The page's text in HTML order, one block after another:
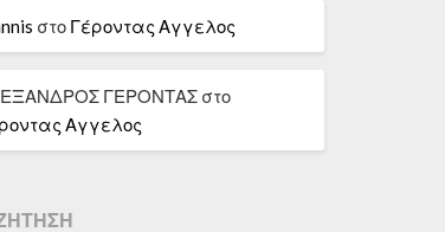
στο Γέροντας Αγγελος
ΓΕΡΟΝΤΑΣστο
Αγγελος